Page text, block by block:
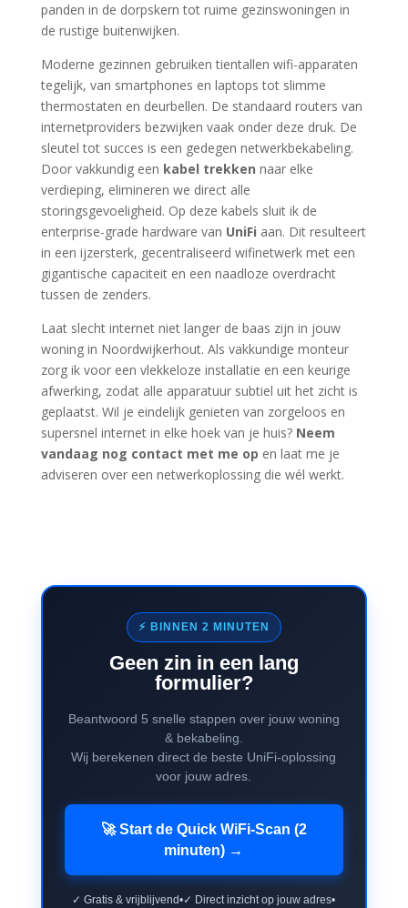
panden in de dorpskern tot ruime gezinswoningen in
de rustige buitenwijken.
Moderne gezinnen gebruiken tientallen wifi-apparaten
tegelijk, van smartphones en laptops tot slimme
thermostaten en deurbellen. De standaard routers van
internetproviders bezwijken vaak onder deze druk. De
sleutel tot succes is een gedegen netwerkbekabeling.
Door vakkundig een kabel trekken naar elke
verdieping, elimineren we direct alle
storingsgevoeligheid. Op deze kabels sluit ik de
enterprise-grade hardware van UniFi aan. Dit resulteert
in een ijzersterk, gecentraliseerd wifinetwerk met een
gigantische capaciteit en een naadloze overdracht
tussen de zenders.
Laat slecht internet niet langer de baas zijn in jouw
woning in Noordwijkerhout. Als vakkundige monteur
zorg ik voor een vlekkeloze installatie en een keurige
afwerking, zodat alle apparatuur subtiel uit het zicht is
geplaatst. Wil je eindelijk genieten van zorgeloos en
supersnel internet in elke hoek van je huis? Neem
vandaag nog contact met me op en laat me je
adviseren over een netwerkoplossing die wél werkt.
⚡ BINNEN 2 MINUTEN
Geen zin in een lang
formulier?
Beantwoord 5 snelle stappen over jouw woning
& bekabeling.
Wij berekenen direct de beste UniFi-oplossing
voor jouw adres.
🚀 Start de Quick WiFi-Scan (2
minuten) →
✓ Gratis & vrijblijvend•✓ Direct inzicht op jouw adres•